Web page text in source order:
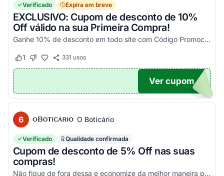
Verificado Expira em breve
EXCLUSIVO: Cupom de desconto de 10%
Off válido na sua Primeira Compra!
Ganhe 10% de desconto em todo site com Código Promocional Karsten. Válido apenas 1 utilização por CPF. Só aqui no Agora Cupom você economiza tanto!
Este cupom funcionou
1 Este cupom não funcionou
331 usos
OM10
Ver cupom
6 O Boticário
Verificado Qualidade confirmada
Cupom de desconto de 5% Off nas suas
compras!
Não fique de fora dessa e economize da melhor maneira possível! Válido somente nessa seleção!